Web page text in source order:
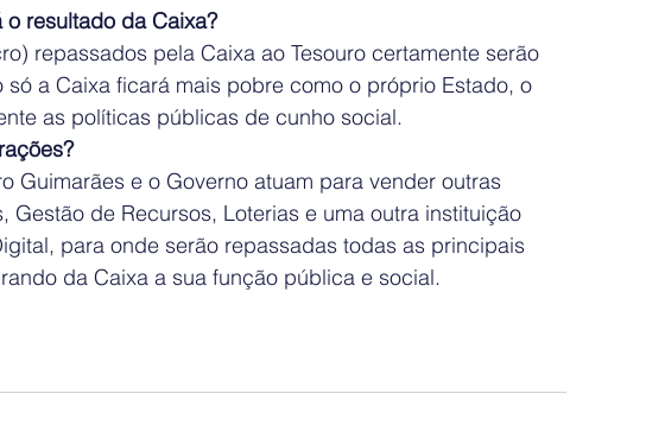
resultado da Caixa?
repassados pela Caixa ao Tesouro certamente serão
a Caixa ficará mais pobre como o próprio Estado, o
as políticas públicas de cunho social.
Guimarães e o Governo atuam para vender outras
Gestão de Recursos, Loterias e uma outra instituição
para onde serão repassadas todas as principais
da Caixa a sua função pública e social.